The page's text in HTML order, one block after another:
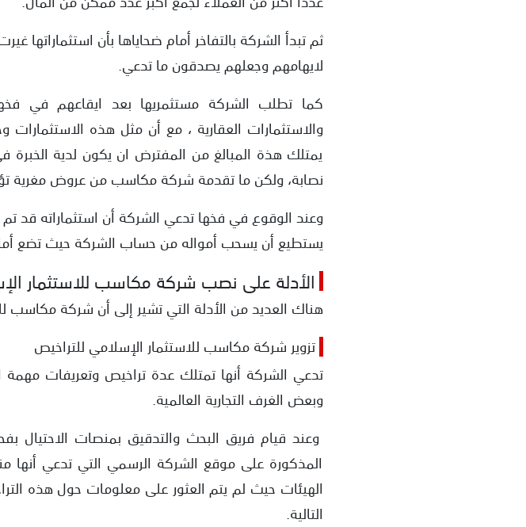
ثم تبدأ الشركة بالتفاخر أمام ضحاياها بأن استثماراتها
لايهامهم وجعلهم يصدقون ما تدعي.
كما تطلب الشركة مستثمريها بعد ايقاعهم في فخها
والاستثمارات العقارية ، مع أن مثل هذه
يمتلك هذة المبالغ من المفترض ان يكون لدية
نصابة، ولكن ما تقدمة شركة مكاسب من عروض مغرية
وعند الوقوع في فخها تدعي الشركة أن استثماراته قد
يستطيع أن يسحب أمواله من حساب الشركة حيث تضع
الأدلة على نصب شركة مكاسب للاستثمار
هناك العديد من الأدلة التي تشير إلى أن شركة
تزوير شركة مكاسب للاستثمار الإسلامي للتراخيص
تدعي الشركة أنها تمتلك عدة تراخيص وتعريفات
وبعض الغرف التجارية العالمية.
وعند قيام فريق البحث والتدقيق بمنصات الاحتيال
المذكورة على موقع الشركة الرسمي التي تدعي أنها
الهيئات حيث لم يتم العثور على معلومات حول هذه
التالية.